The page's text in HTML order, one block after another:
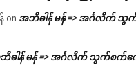
on အဘိဓါန် မန် => အၚ်္ဂလိက် သွ
ဓါန် မန် => အၚ်္ဂလိက် သွက်စက်က